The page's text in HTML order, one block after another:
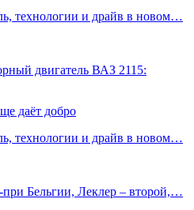
технологии и драйв в новом…
двигатель ВАЗ 2115:
даёт добро
технологии и драйв в новом…
Бельгии, Леклер – второй,…